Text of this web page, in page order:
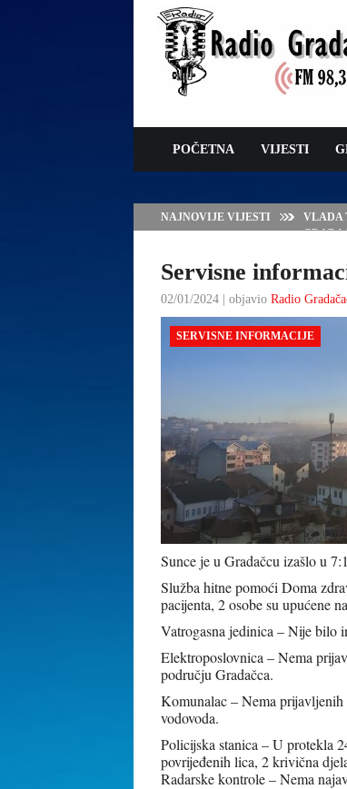
POČETNA VIJESTI
NAJNOVIJE VIJESTI
VLADA
Servisne
02/01/2024 | objavio Radio
SERVISNE INFORMACIJE
Sunce je u Gradačcu izašlo u
Služba hitne pomoći Doma
pacijenta, 2 osobe su upućene
Vatrogasna jedinica – Nije bilo
Elektroposlovnica – Nema
području Gradačca.
Komunalac – Nema
vodovoda.
Policijska stanica – U protekla
povrijeđenih lica, 2 krivična
Radarske kontrole – Nema